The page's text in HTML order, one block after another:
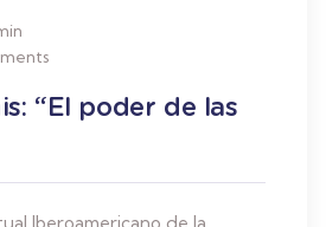
“El poder de las